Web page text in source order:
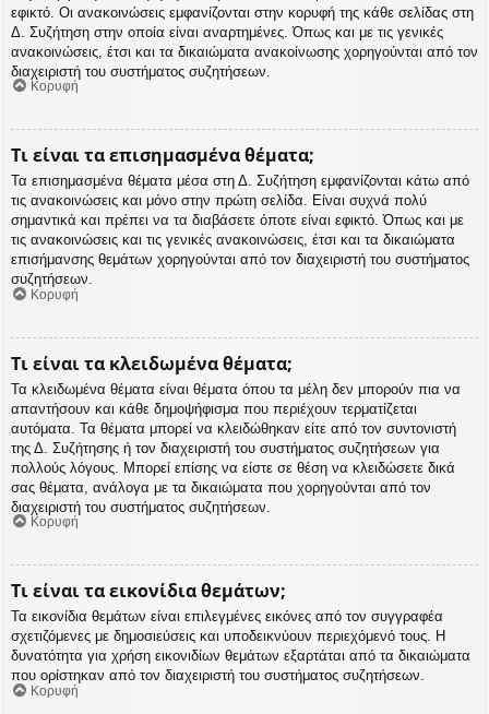
εφικτό. Οι ανακοινώσεις εμφανίζονται στην κορυφή της κάθε σελίδας στη
Δ. Συζήτηση στην οποία είναι αναρτημένες. Όπως και με τις γενικές
ανακοινώσεις, έτσι και τα δικαιώματα ανακοίνωσης χορηγούνται από τον
διαχειριστή του συστήματος συζητήσεων.
Κορυφή
Τι είναι τα επισημασμένα θέματα;
Τα επισημασμένα θέματα μέσα στη Δ. Συζήτηση εμφανίζονται κάτω από
τις ανακοινώσεις και μόνο στην πρώτη σελίδα. Είναι συχνά πολύ
σημαντικά και πρέπει να τα διαβάσετε όποτε είναι εφικτό. Όπως και με
τις ανακοινώσεις και τις γενικές ανακοινώσεις, έτσι και τα δικαιώματα
επισήμανσης θεμάτων χορηγούνται από τον διαχειριστή του συστήματος
συζητήσεων.
Κορυφή
Τι είναι τα κλειδωμένα θέματα;
Τα κλειδωμένα θέματα είναι θέματα όπου τα μέλη δεν μπορούν πια να
απαντήσουν και κάθε δημοψήφισμα που περιέχουν τερματίζεται
αυτόματα. Τα θέματα μπορεί να κλειδώθηκαν είτε από τον συντονιστή
της Δ. Συζήτησης ή τον διαχειριστή του συστήματος συζητήσεων για
πολλούς λόγους. Μπορεί επίσης να είστε σε θέση να κλειδώσετε δικά
σας θέματα, ανάλογα με τα δικαιώματα που χορηγούνται από τον
διαχειριστή του συστήματος συζητήσεων.
Κορυφή
Τι είναι τα εικονίδια θεμάτων;
Τα εικονίδια θεμάτων είναι επιλεγμένες εικόνες από τον συγγραφέα
σχετιζόμενες με δημοσιεύσεις και υποδεικνύουν περιεχόμενό τους. Η
δυνατότητα για χρήση εικονιδίων θεμάτων εξαρτάται από τα δικαιώματα
που ορίστηκαν από τον διαχειριστή του συστήματος συζητήσεων.
Κορυφή